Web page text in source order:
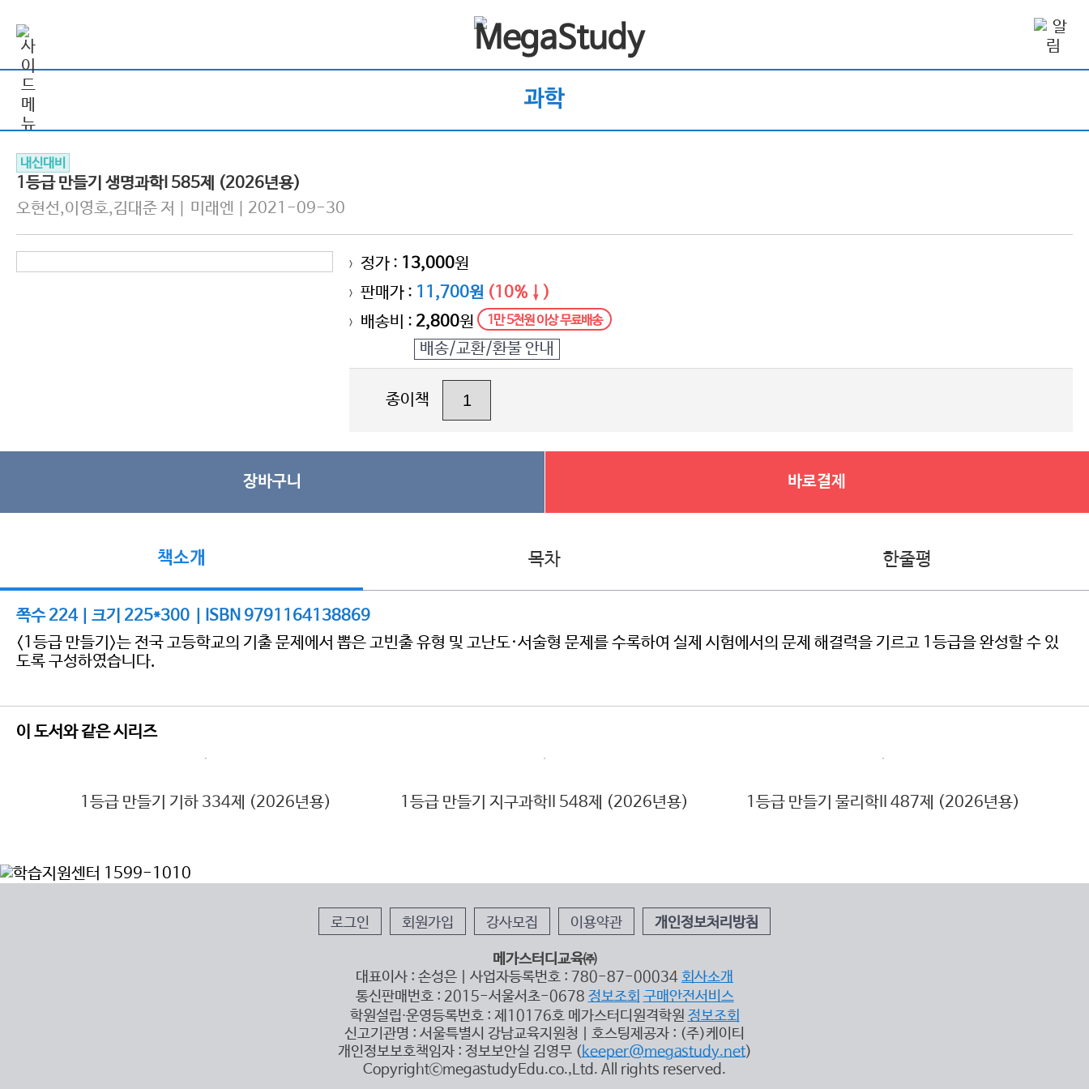
과학
내신대비
1등급 만들기 생명과학I 585제 (2026년용)
오현선,이영호,김대준 저 | 미래엔 | 2021-09-30
> 정가 : 13,000원
> 판매가 : 11,700원 (10%↓)
> 배송비 : 2,800원 1만 5천원 이상 무료배송
배송/교환/환불 안내
종이책
장바구니 바로결제
책소개 목차 한줄평
쪽수 224 | 크기 225*300 | ISBN 9791164138869
<1등급 만들기>는 전국 고등학교의 기출 문제에서 뽑은 고빈출 유형 및 고난도·서술형 문제를 수록하여 실제 시험에서의 문제 해결력을 기르고 1등급을 완성할 수 있
도록 구성하였습니다.
이 도서와 같은 시리즈
1등급 만들기 기하 334제 (2026년용) 1등급 만들기 지구과학II 548제 (2026년용) 1등급 만들기 물리학II 487제 (2026년용)
로그인 회원가입 강사모집 이용약관 개인정보처리방침
메가스터디교육㈜
대표이사 : 손성은 | 사업자등록번호 : 780-87-00034 회사소개
통신판매번호 : 2015-서울서초-0678 정보조회 구매안전서비스
학원설립∙운영등록번호 : 제10176호 메가스터디원격학원 정보조회
신고기관명 : 서울특별시 강남교육지원청 | 호스팅제공자 : (주)케이티
개인정보보호책임자 : 정보보안실 김영무 ( keeper@megastudy.net)
CopyrightⓒmegastudyEdu.co.,Ltd. All rights reserved.